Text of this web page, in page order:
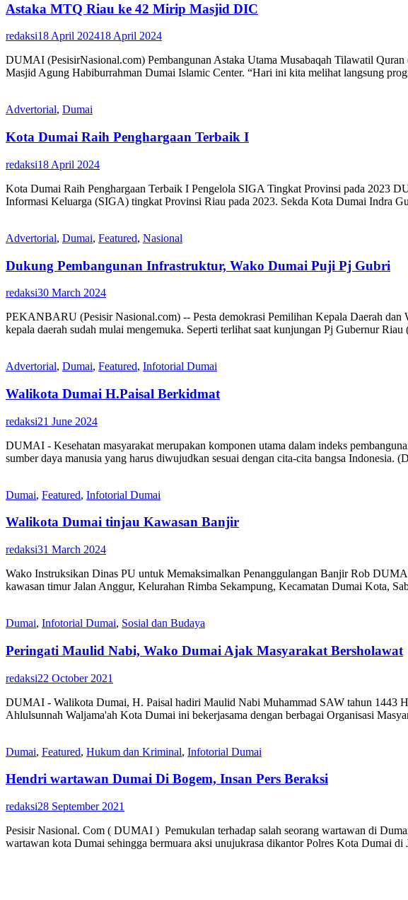
Astaka MTQ Riau ke 42 Mirip Masjid DIC
redaksi18 April 202418 April 2024
DUMAI (PesisirNasional.com) Pembangunan Astaka Utama Musabaqah Tilawatil
Masjid Agung Habiburrahman Dumai Islamic Center. “Hari ini kita melihat langsung
Advertorial, Dumai
Kota Dumai Raih Penghargaan Terbaik I
redaksi18 April 2024
Kota Dumai Raih Penghargaan Terbaik I Pengelola SIGA Tingkat Provinsi pada 2023
Informasi Keluarga (SIGA) tingkat Provinsi Riau pada 2023. Sekda Kota Dumai Indra
Advertorial, Dumai, Featured, Nasional
Dukung Pembangunan Infrastruktur, Wako Dumai Puji Pj Gubri
redaksi30 March 2024
PEKANBARU (Pesisir Nasional.com) -- Pesta demokrasi Pemilihan Kepala Daerah
kepala daerah sudah mulai mengemuka. Seperti terlihat saat kunjungan Pj Gubernur
Advertorial, Dumai, Featured, Infotorial Dumai
Walikota Dumai H.Paisal Berkidmat
redaksi21 June 2024
DUMAI - Kesehatan masyarakat merupakan komponen utama dalam indeks
sumber daya manusia yang harus diwujudkan sesuai dengan cita-cita bangsa
Dumai, Featured, Infotorial Dumai
Walikota Dumai tinjau Kawasan Banjir
redaksi31 March 2024
Wako Instruksikan Dinas PU untuk Memaksimalkan Penanggulangan Banjir Rob
kawasan timur Jalan Anggur, Kelurahan Rimba Sekampung, Kecamatan Dumai Kota,
Dumai, Infotorial Dumai, Sosial dan Budaya
Peringati Maulid Nabi, Wako Dumai Ajak Masyarakat Bersholawat
redaksi22 October 2021
DUMAI - Walikota Dumai, H. Paisal hadiri Maulid Nabi Muhammad SAW tahun 1443
Ahlulsunnah Waljama'ah Kota Dumai ini bekerjasama dengan berbagai Organisasi
Dumai, Featured, Hukum dan Kriminal, Infotorial Dumai
Hendri wartawan Dumai Di Bogem, Insan Pers Beraksi
redaksi28 September 2021
Pesisir Nasional. Com ( DUMAI ) Pemukulan terhadap salah seorang wartawan di
wartawan kota Dumai sehingga bermuara aksi unujukrasa dikantor Polres Kota Dumai